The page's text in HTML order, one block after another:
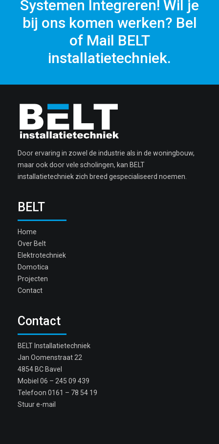
Systemen Integreren! Wil je
bij ons komen werken? Bel
of Mail BELT
installatietechniek.
Door ervaring in zowel de industrie als in de woningbouw,
maar ook door vele scholingen, kan BELT
installatietechniek zich breed gespecialiseerd noemen.
BELT
Home
Over Belt
Elektrotechniek
Domotica
Projecten
Contact
Contact
BELT Installatietechniek
Jan Oomenstraat 22
4854 BC Bavel
Mobiel 06 – 245 09 439
Telefoon 0161 – 78 54 19
Stuur e-mail